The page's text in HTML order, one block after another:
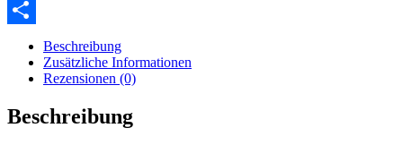
XING
Beschreibung
Zusätzliche Informationen
Rezensionen (0)
Beschreibung